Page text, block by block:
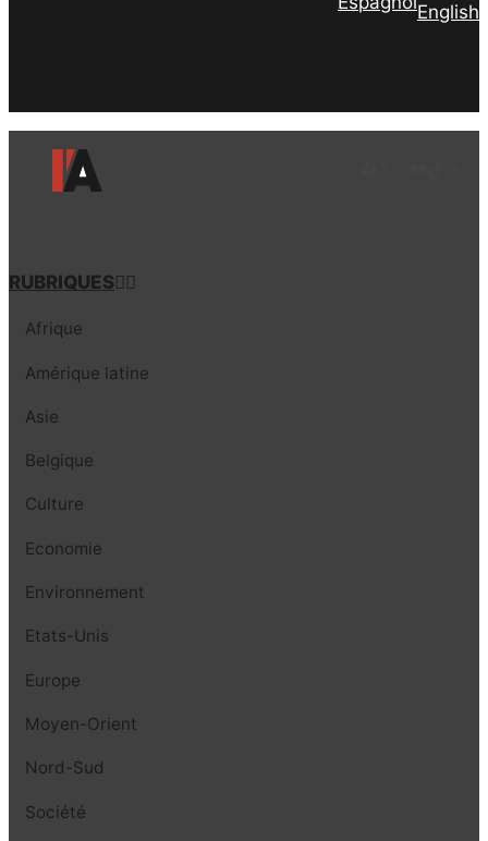
English
RUBRIQUES
Afrique
Amérique latine
Asie
Belgique
Culture
Economie
Environnement
Etats-Unis
Europe
Moyen-Orient
Nord-Sud
Société